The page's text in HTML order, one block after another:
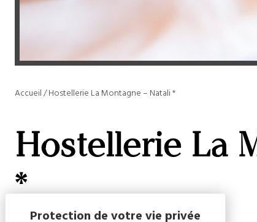
Accueil/Hostellerie La Montagne – Natali *
Hostellerie La
*